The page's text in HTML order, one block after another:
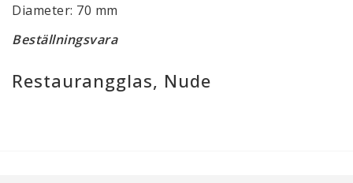
Diameter: 70 mm
Beställningsvara
Restaurangglas, Nude